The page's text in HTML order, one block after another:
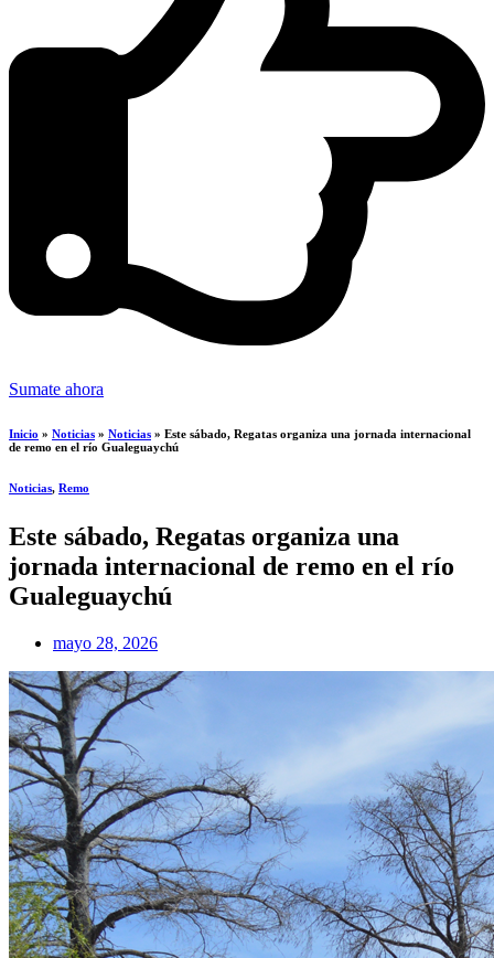
Sumate ahora
Inicio » Noticias » Noticias » Este sábado, Regatas organiza una jornada internacional
de remo en el río Gualeguaychú
Noticias, Remo
Este sábado, Regatas organiza una
jornada internacional de remo en el río
Gualeguaychú
mayo 28, 2026